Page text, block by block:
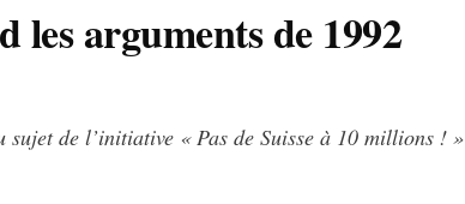
les arguments de 1992
de l’initiative « Pas de Suisse à 10 millions ! »